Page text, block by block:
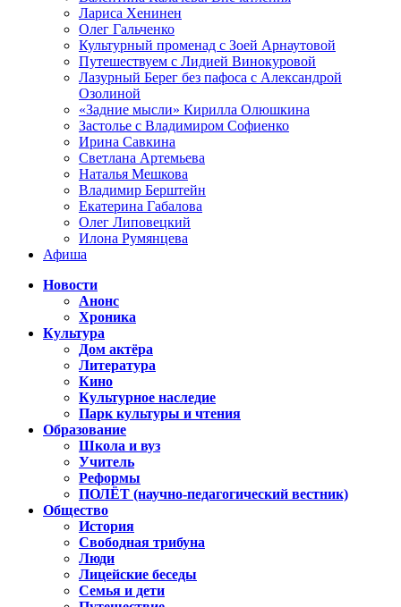
Лариса Хенинен
Олег Гальченко
Культурный променад с Зоей Арнаутовой
Путешествуем с Лидией Винокуровой
Лазурный Берег без пафоса с Александрой
Озолиной
«Задние мысли» Кирилла Олюшкина
Застолье с Владимиром Софиенко
Ирина Савкина
Светлана Артемьева
Наталья Мешкова
Владимир Берштейн
Екатерина Габалова
Олег Липовецкий
Илона Румянцева
Афиша
Новости
Анонс
Хроника
Культура
Дом актёра
Литература
Кино
Культурное наследие
Парк культуры и чтения
Образование
Школа и вуз
Учитель
Реформы
ПОЛЁТ (научно-педагогический вестник)
Общество
История
Свободная трибуна
Люди
Лицейские беседы
Семья и дети